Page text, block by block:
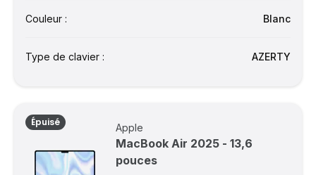
Couleur : Blanc
Type de clavier : AZERTY
Épuisé Apple
MacBook Air 2025 - 13,6
pouces